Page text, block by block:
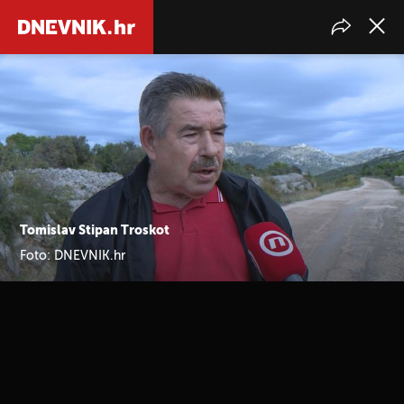
Tomislav Stipan Troskot
Foto: DNEVNIK.hr